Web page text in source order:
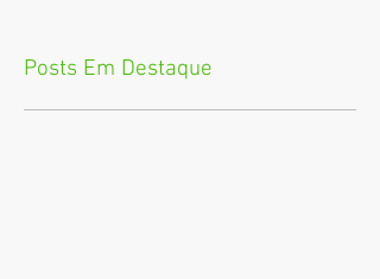
Posts Em Destaque